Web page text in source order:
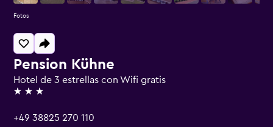
Pension Kühne
Hotel de 3 estrellas con Wifi gratis
3 estrellas
+49 38825 270 110
Fotos